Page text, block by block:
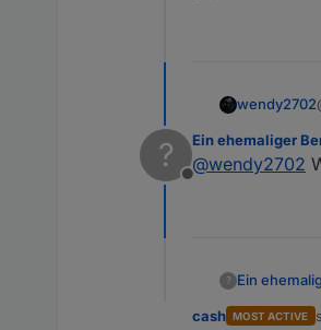
wendy2702
?
Offline
Ein ehemaliger
@wendy2702
?
cash MOST ACTIVE